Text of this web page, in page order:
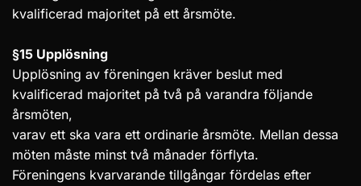
kvalificerad majoritet på ett årsmöte.
§15 Upplösning
Upplösning av föreningen kräver beslut med
kvalificerad majoritet på två på varandra följande
årsmöten,
varav ett ska vara ett ordinarie årsmöte. Mellan dessa
möten måste minst två månader förflyta.
Föreningens kvarvarande tillgångar fördelas efter